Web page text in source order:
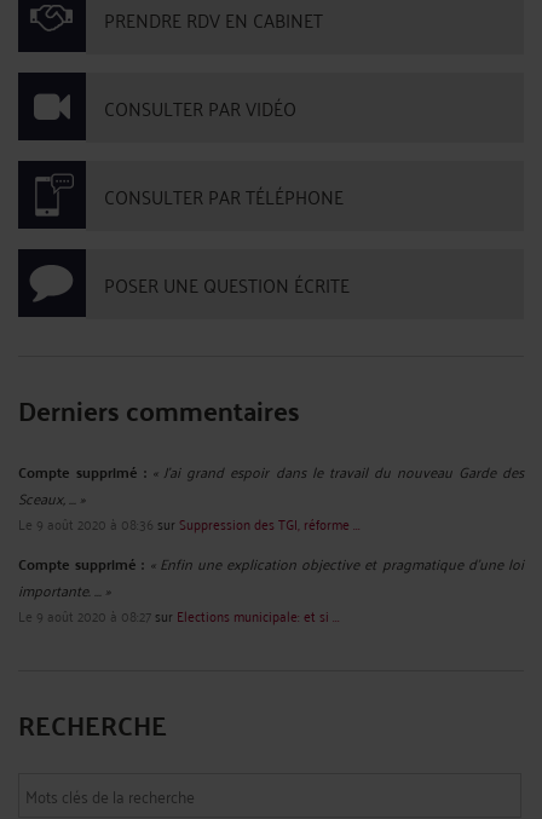
PRENDRE RDV EN CABINET
CONSULTER PAR VIDÉO
CONSULTER PAR TÉLÉPHONE
POSER UNE QUESTION ÉCRITE
Derniers commentaires
Compte supprimé : « J'ai grand espoir dans le travail du nouveau Garde des
Sceaux, ... »
Le 9 août 2020 à 08:36 sur Suppression des TGI, réforme ...
Compte supprimé : « Enfin une explication objective et pragmatique d'une loi
importante. ... »
Le 9 août 2020 à 08:27sur Elections municipale: et si ...
RECHERCHE